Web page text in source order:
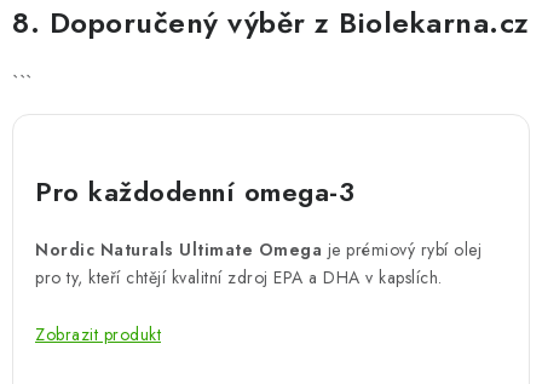
8. Doporučený výběr z Biolekarna.cz
```
Pro každodenní omega-3
Nordic Naturals Ultimate Omega je prémiový rybí olej
pro ty, kteří chtějí kvalitní zdroj EPA a DHA v kapslích.
Zobrazit produkt